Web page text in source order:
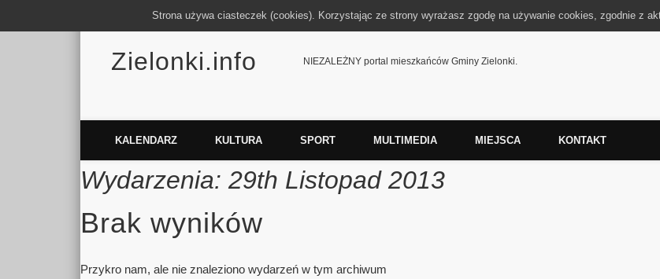
Zielonki.info NIEZALEŻNY portal mieszkańców Gminy Zielonki.
FacebookVimeo
KALENDARZ KULTURA SPORT MULTIMEDIA MIEJSCA KONTAKT
Wydarzenia: 29th Listopad 2013
Brak wyników
Przykro nam, ale nie znaleziono wydarzeń w tym archiwum
Strona używa ciasteczek (cookies). Korzystając ze strony wyrażasz zgodę na używanie cookies, zgodnie z